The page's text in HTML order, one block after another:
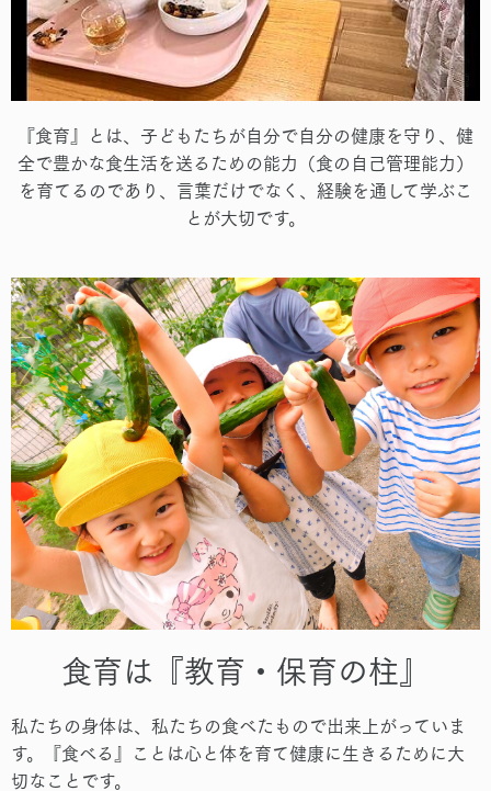
『食育』とは、子どもたちが自分で自分の健康を守り、健
全で豊かな食生活を送るための能力（食の自己管理能力）
を育てるのであり、言葉だけでなく、経験を通して学ぶこ
とが大切です。
食育は『教育・保育の柱』
私たちの身体は、私たちの食べたもので出来上がっていま
す。『食べる』ことは心と体を育て健康に生きるために大
切なことです。